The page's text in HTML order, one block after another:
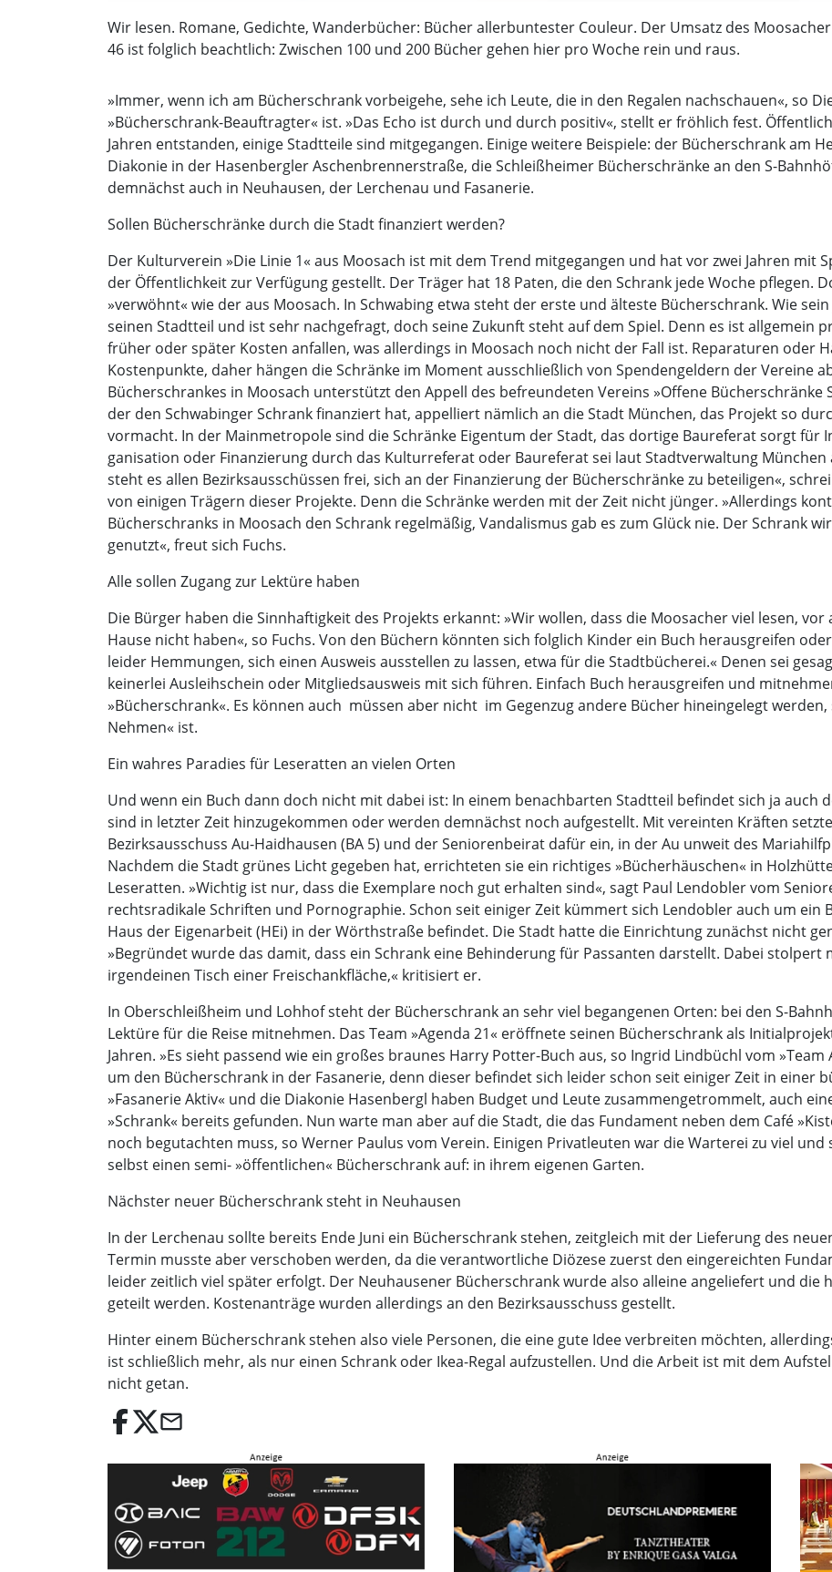
Wir lesen. Romane, Gedichte, Wanderbücher: Bücher allerbuntester Couleur. Der Umsatz des
46 ist folglich beachtlich: Zwischen 100 und 200 Bücher gehen hier pro Woche rein und raus.
»Immer, wenn ich am Bücherschrank vorbeigehe, sehe ich Leute, die in den Regalen nachschauen«, so
»Bücherschrank-Beauftragter« ist. »Das Echo ist durch und durch positiv«, stellt er fröhlich fest.
Jahren entstanden, einige Stadtteile sind mitgegangen. Einige weitere Beispiele: der Bücherschrank am
Diakonie in der Hasenbergler Aschenbrennerstraße, die Schleißheimer Bücherschränke an den S-
demnächst auch in Neuhausen, der Lerchenau und Fasanerie.
Sollen Bücherschränke durch die Stadt finanziert werden?
Der Kulturverein »Die Linie 1« aus Moosach ist mit dem Trend mitgegangen und hat vor zwei Jahren mit
der Öffentlichkeit zur Verfügung gestellt. Der Träger hat 18 Paten, die den Schrank jede Woche pflegen.
»verwöhnt« wie der aus Moosach. In Schwabing etwa steht der erste und älteste Bücherschrank. Wie
seinen Stadtteil und ist sehr nachgefragt, doch seine Zukunft steht auf dem Spiel. Denn es ist allgemein
früher oder später Kosten anfallen, was allerdings in Moosach noch nicht der Fall ist. Reparaturen oder
Kostenpunkte, daher hängen die Schränke im Moment ausschließlich von Spendengeldern der Vereine
Bücherschrankes in Moosach unterstützt den Appell des befreundeten Vereins »Offene Bücherschränke
der den Schwabinger Schrank finanziert hat, appelliert nämlich an die Stadt München, das Projekt so
vormacht. In der Mainmetropole sind die Schränke Eigentum der Stadt, das dortige Baureferat sorgt
ganisation oder Finanzierung durch das Kulturreferat oder Baureferat sei laut Stadt­verwaltung
steht es allen Bezirksausschüssen frei, sich an der Finanzierung der Bücherschränke zu beteiligen«,
von einigen Trägern dieser Projekte. Denn die Schränke werden mit der Zeit nicht jünger. »Allerdings
Bücherschranks in Moosach den Schrank regelmäßig, Vandalismus gab es zum Glück nie. Der Schrank
genutzt«, freut sich Fuchs.
Alle sollen Zugang zur Lektüre haben
Die Bürger haben die Sinnhaftigkeit des Projekts erkannt: »Wir wollen, dass die Moosacher viel lesen,
Hause nicht haben«, so Fuchs. Von den Büchern könnten sich folglich Kinder ein Buch herausgreifen
leider Hemmungen, sich einen Ausweis ausstellen zu lassen, etwa für die Stadtbücherei.« Denen sei
keinerlei Ausleihschein oder Mitgliedsausweis mit sich führen. Einfach Buch herausgreifen und
»Bücherschrank«. Es können auch  müssen aber nicht  im Gegenzug andere Bücher hineingelegt
Nehmen« ist.
Ein wahres Paradies für Leseratten an vielen Orten
Und wenn ein Buch dann doch nicht mit dabei ist: In einem benachbarten Stadtteil befindet sich ja auch
sind in letzter Zeit hinzugekommen oder werden demnächst noch aufgestellt. Mit vereinten Kräften
Bezirksausschuss Au-Haidhausen (BA 5) und der Seniorenbeirat dafür ein, in der Au unweit des
Nachdem die Stadt grünes Licht gegeben hat, errichteten sie ein richtiges »Bücherhäuschen« in
Leseratten. »Wichtig ist nur, dass die Exemplare noch gut erhalten sind«, sagt Paul Lendobler vom
rechtsradikale Schriften und Pornographie. Schon seit einiger Zeit kümmert sich Lendobler auch um ein
Haus der Eigenarbeit (HEi) in der Wörthstraße befindet. Die Stadt hatte die Einrichtung zunächst nicht
»Begründet wurde das damit, dass ein Schrank eine Behinderung für Passanten darstellt. Dabei
irgendeinen Tisch einer Freischankfläche,« kritisiert er.
In Oberschleißheim und Lohhof steht der Bücherschrank an sehr viel begangenen Orten: bei den S-
Lektüre für die Reise mitnehmen. Das Team »Agenda 21« eröffnete seinen Bücherschrank als
Jahren. »Es sieht passend wie ein großes braunes Harry Potter-Buch aus, so Ingrid Lindbüchl vom »Team
um den Bücherschrank in der Fasanerie, denn dieser befindet sich leider schon seit einiger Zeit in einer
»Fasanerie Aktiv« und die Diakonie Hasenbergl haben Budget und Leute zusammengetrommelt, auch
»Schrank« bereits gefunden. Nun warte man aber auf die Stadt, die das Fundament neben dem Café
noch begutachten muss, so Werner Paulus vom Verein. Einigen Privatleuten war die Warterei zu viel
selbst einen semi- »öffentlichen« Bücherschrank auf: in ihrem eigenen Garten.
Nächster neuer Bücherschrank steht in Neuhausen
In der Lerchenau sollte bereits Ende Juni ein Bücherschrank stehen, zeitgleich mit der Lieferung des
Termin musste aber verschoben werden, da die verantwortliche Diözese zuerst den eingereichten
leider zeitlich viel später erfolgt. Der Neuhausener Bücherschrank wurde also alleine angeliefert und
geteilt werden. Kostenanträge wurden allerdings an den Bezirksausschuss gestellt.
Hinter einem Bücherschrank stehen also viele Personen, die eine gute Idee verbreiten möchten,
ist schließlich mehr, als nur einen Schrank oder Ikea-Regal aufzustellen. Und die Arbeit ist mit dem
nicht getan.
email